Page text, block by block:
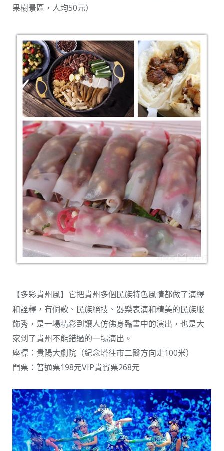
果樹景區，人均50元）
【多彩貴州風】它把貴州多個民族特色風情都做了演繹
和詮釋，有侗歌、民族絕技、器樂表演和精美的民族服
飾秀，是一場精彩到讓人仿佛身臨畫中的演出，也是大
家到了貴州不能錯過的一場演出。
座標：貴陽大劇院（紀念塔往市二醫方向走100米）
門票：普通票198元VIP貴賓票268元